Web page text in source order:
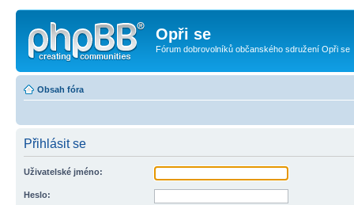
Opři se
Fórum dobrovolníků občanského sdružení Opři se
Obsah fóra
Přihlásit se
Uživatelské jméno:
Heslo: